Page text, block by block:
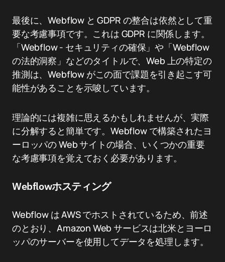
最後に、Webflow と GDPR の整合は依然として重
要な考慮事項です。これは GDPR に関係します。
「Webflow - セキュリティの確保」や「Webflow
の法的洞察」などのタイトルで、Web 上の特定の
推測は、Webflow がこの面で課題を引き起こす可
能性があることを示唆しています。
理論的には複雑に思えるかもしれませんが、実際
に分解すると簡単です。Webflow で構築されたヨ
ーロッパの Web サイトの場合、いくつかの重要
な考慮事項を覚えておく必要があります。
Webflowホスティング
Webflow は AWS でホストされているため、前述
のとおり、Amazon Web サービスは北米とヨーロ
ッパのサーバーを使用してデータを処理します。